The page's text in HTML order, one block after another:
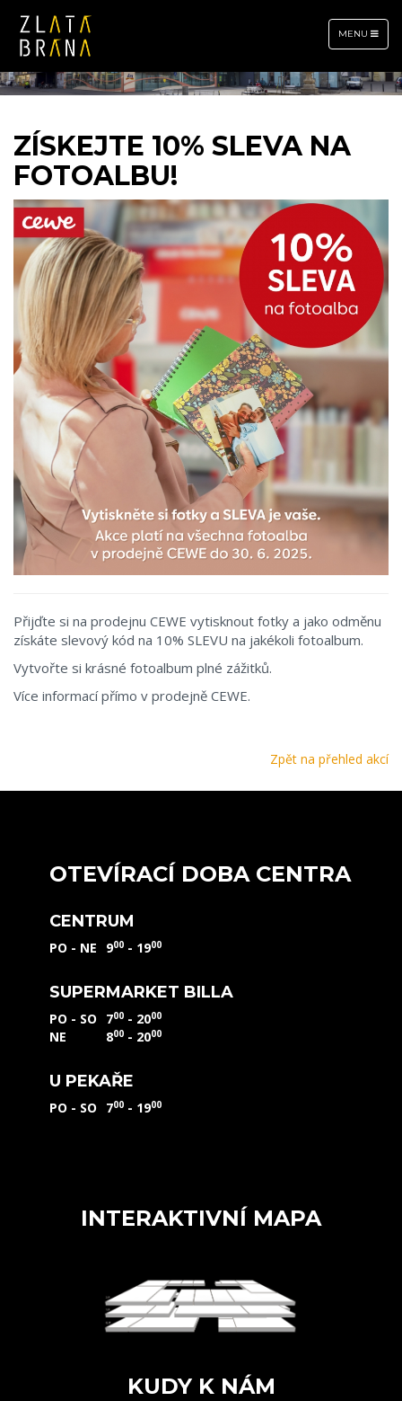
TOGGLE
NAVIGATION
MENU
ZÍSKEJTE 10% SLEVA NA
FOTOALBU!
Přijďte si na prodejnu CEWE vytisknout fotky a jako odměnu
získáte slevový kód na 10% SLEVU na jakékoli fotoalbum.
Vytvořte si krásné fotoalbum plné zážitků.
Více informací přímo v prodejně CEWE.
Zpět na přehled akcí
OTEVÍRACÍ DOBA CENTRA
CENTRUM
PO - NE 900 - 1900
SUPERMARKET BILLA
PO - SO 700 - 2000
NE 800 - 2000
U PEKAŘE
PO - SO 700 - 1900
INTERAKTIVNÍ MAPA
KUDY K NÁM